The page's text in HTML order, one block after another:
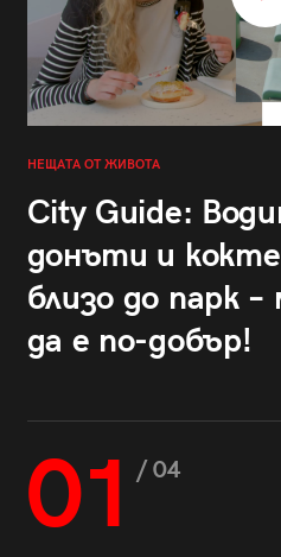
НЕЩАТА ОТ ЖИВОТА
City Guide:
донъти и
близо до парк
да е по-добър!
01 / 04